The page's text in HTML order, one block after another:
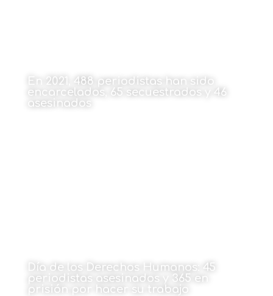
En 2021, 488 periodistas han sido
encarcelados, 65 secuestrados y 46
asesinados
Día de los Derechos Humanos: 45
periodistas asesinados y 365 en
prisión por hacer su trabajo